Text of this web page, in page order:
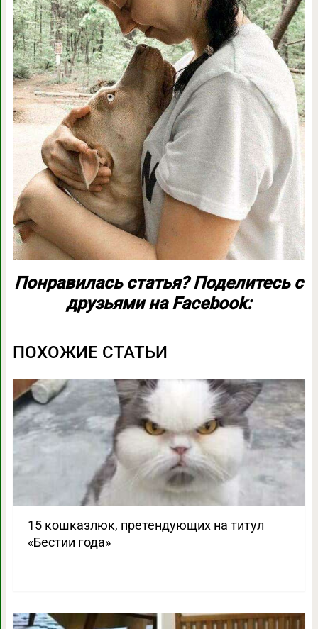
Понравилась статья? Поделитесь с
друзьями на Facebook:
ПОХОЖИЕ СТАТЬИ
15 кошказлюк, претендующих на титул
«Бестии года»